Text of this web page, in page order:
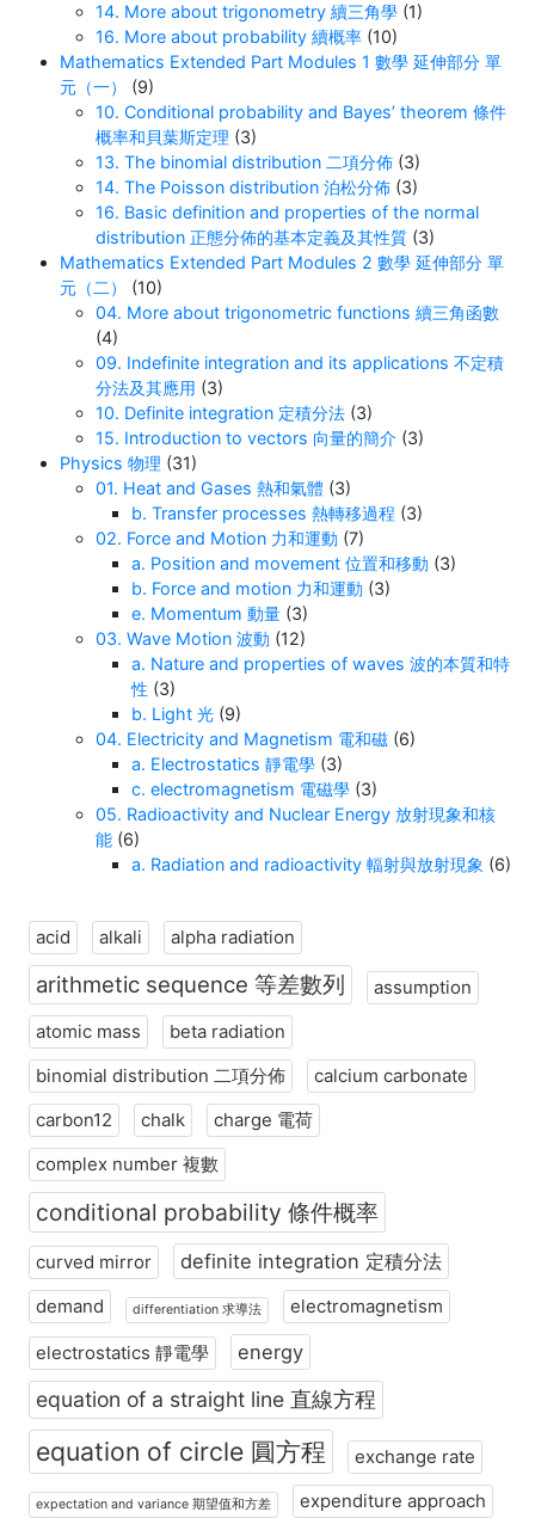
14. More about trigonometry 續三角學 (1)
16. More about probability 續概率 (10)
Mathematics Extended Part Modules 1 數學 延伸部分 單
元（一）
(9)
10. Conditional probability and Bayes’ theorem 條件
概率和貝葉斯定理 (3)
13. The binomial distribution 二項分佈 (3)
14. The Poisson distribution 泊松分佈 (3)
16. Basic definition and properties of the normal
distribution 正態分佈的基本定義及其性質 (3)
Mathematics Extended Part Modules 2 數學 延伸部分 單
元（二）
(10)
04. More about trigonometric functions 續三角函數
(4)
09. Indefinite integration and its applications 不定積
分法及其應用 (3)
10. Definite integration 定積分法 (3)
15. Introduction to vectors 向量的簡介 (3)
Physics 物理 (31)
01. Heat and Gases 熱和氣體 (3)
b. Transfer processes 熱轉移過程 (3)
02. Force and Motion 力和運動 (7)
a. Position and movement 位置和移動 (3)
b. Force and motion 力和運動 (3)
e. Momentum 動量 (3)
03. Wave Motion 波動 (12)
a. Nature and properties of waves 波的本質和特
性 (3)
b. Light 光 (9)
04. Electricity and Magnetism 電和磁 (6)
a. Electrostatics 靜電學 (3)
c. electromagnetism 電磁學 (3)
05. Radioactivity and Nuclear Energy 放射現象和核
能 (6)
a. Radiation and radioactivity 輻射與放射現象 (6)
acid alkali alpha radiation
arithmetic sequence 等差數列
assumption
atomic mass
beta radiation
binomial distribution 二項分佈
calcium carbonate
carbon12
chalk
charge 電荷
complex number 複數
conditional probability 條件概率
curved mirror definite integration 定積分法
demand differentiation 求導法 electromagnetism
electrostatics 靜電學 energy
equation of a straight line 直線方程
equation of circle 圓方程 exchange rate
expectation and variance 期望值和方差 expenditure approach